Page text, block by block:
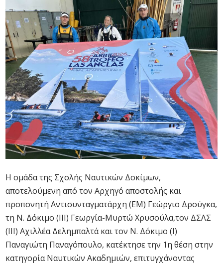
Η ομάδα της Σχολής Ναυτικών Δοκίμων,
αποτελούμενη από τον Αρχηγό αποστολής και
προπονητή Αντισυνταγματάρχη (ΕΜ) Γεώργιο Δρούγκα,
τη Ν. Δόκιμο (ΙΙΙ) Γεωργία-Μυρτώ Χρυσούλα,τον ΔΣΛΣ
(ΙΙΙ) Αχιλλέα Δελημπαλτά και τον Ν. Δόκιμο (Ι)
Παναγιώτη Παναγόπουλο, κατέκτησε την 1η θέση στην
κατηγορία Ναυτικών Ακαδημιών, επιτυγχάνοντας